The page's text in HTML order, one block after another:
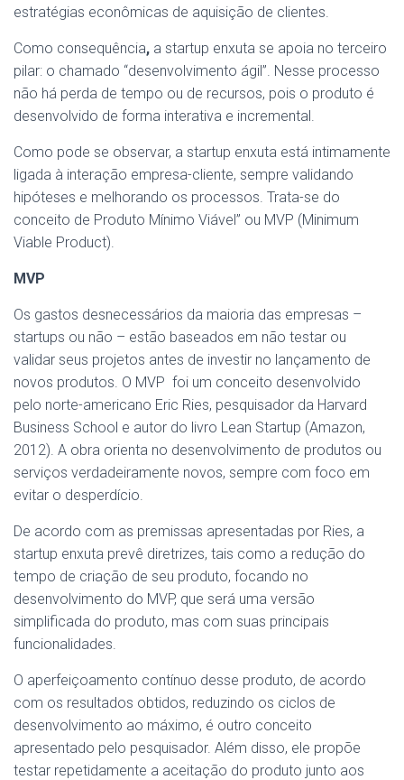
estratégias econômicas de aquisição de clientes.
Como consequência, a startup enxuta se apoia no terceiro
pilar: o chamado “desenvolvimento ágil”. Nesse processo
não há perda de tempo ou de recursos, pois o produto é
desenvolvido de forma interativa e incremental.
Como pode se observar, a startup enxuta está intimamente
ligada à interação empresa-cliente, sempre validando
hipóteses e melhorando os processos. Trata-se do
conceito de Produto Mínimo Viável” ou MVP (Minimum
Viable Product).
MVP
Os gastos desnecessários da maioria das empresas –
startups ou não – estão baseados em não testar ou
validar seus projetos antes de investir no lançamento de
novos produtos. O MVP foi um conceito desenvolvido
pelo norte-americano Eric Ries, pesquisador da Harvard
Business School e autor do livro Lean Startup (Amazon,
2012). A obra orienta no desenvolvimento de produtos ou
serviços verdadeiramente novos, sempre com foco em
evitar o desperdício.
De acordo com as premissas apresentadas por Ries, a
startup enxuta prevê diretrizes, tais como a redução do
tempo de criação de seu produto, focando no
desenvolvimento do MVP, que será uma versão
simplificada do produto, mas com suas principais
funcionalidades.
O aperfeiçoamento contínuo desse produto, de acordo
com os resultados obtidos, reduzindo os ciclos de
desenvolvimento ao máximo, é outro conceito
apresentado pelo pesquisador. Além disso, ele propõe
testar repetidamente a aceitação do produto junto aos